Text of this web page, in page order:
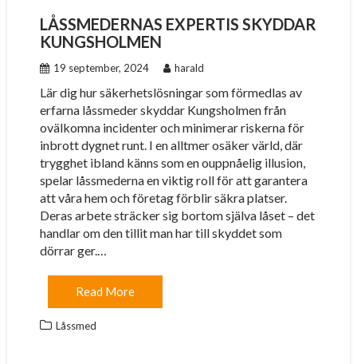
LÅSSMEDERNAS EXPERTIS SKYDDAR
KUNGSHOLMEN
19 september, 2024 harald
Lär dig hur säkerhetslösningar som förmedlas av
erfarna låssmeder skyddar Kungsholmen från
ovälkomna incidenter och minimerar riskerna för
inbrott dygnet runt. I en alltmer osäker värld, där
trygghet ibland känns som en ouppnåelig illusion,
spelar låssmederna en viktig roll för att garantera
att våra hem och företag förblir säkra platser.
Deras arbete sträcker sig bortom själva låset – det
handlar om den tillit man har till skyddet som
dörrar ger.…
Read More
Låssmed